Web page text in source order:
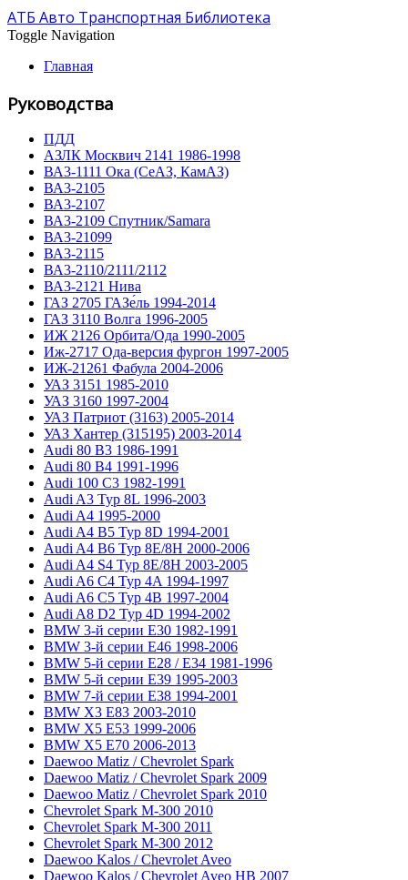
АТБ Авто Транспортная Библиотека
Toggle Navigation
Главная
Руководства
ПДД
АЗЛК Москвич 2141 1986-1998
ВА3-1111 Ока (СеАЗ, КамАЗ)
ВА3-2105
ВА3-2107
ВА3-2109 Спутник/Samara
ВА3-21099
ВА3-2115
ВА3-2110/2111/2112
ВА3-2121 Нива
ГАЗ 2705 ГАЗе́ль 1994-2014
ГАЗ 3110 Волга 1996-2005
ИЖ 2126 Орбита/Ода 1990-2005
Иж-2717 Ода-версия фургон 1997-2005
ИЖ-21261 Фабула 2004-2006
УАЗ 3151 1985-2010
УАЗ 3160 1997-2004
УАЗ Патриот (3163) 2005-2014
УАЗ Хантер (315195) 2003-2014
Audi 80 B3 1986-1991
Audi 80 B4 1991-1996
Audi 100 C3 1982-1991
Audi A3 Typ 8L 1996-2003
Audi A4 1995-2000
Audi A4 B5 Typ 8D 1994-2001
Audi A4 B6 Typ 8E/8H 2000-2006
Audi A4 S4 Typ 8E/8H 2003-2005
Audi A6 C4 Typ 4A 1994-1997
Audi A6 C5 Typ 4B 1997-2004
Audi A8 D2 Typ 4D 1994-2002
BMW 3-й серии E30 1982-1991
BMW 3-й серии E46 1998-2006
BMW 5-й серии E28 / E34 1981-1996
BMW 5-й серии E39 1995-2003
BMW 7-й серии E38 1994-2001
BMW X3 E83 2003-2010
BMW X5 E53 1999-2006
BMW X5 E70 2006-2013
Daewoo Matiz / Chevrolet Spark
Daewoo Matiz / Chevrolet Spark 2009
Daewoo Matiz / Chevrolet Spark 2010
Chevrolet Spark M-300 2010
Chevrolet Spark M-300 2011
Chevrolet Spark M-300 2012
Daewoo Kalos / Chevrolet Aveo
Daewoo Kalos / Chevrolet Aveo HB 2007